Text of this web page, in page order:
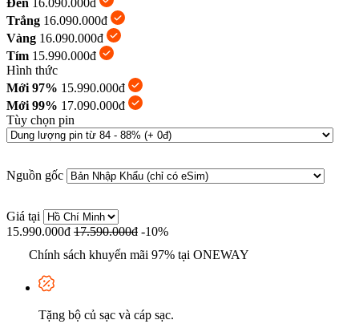
Trắng 16.090.000đ
Vàng 16.090.000đ
Tím 15.990.000đ
Hình thức
Mới 97% 15.990.000đ
Mới 99% 17.090.000đ
Tùy chọn pin
Nguồn gốc
Giá tại
15.990.000đ 17.590.000đ -10%
Chính sách khuyến mãi 97% tại ONEWAY
Tặng bộ củ sạc và cáp sạc.